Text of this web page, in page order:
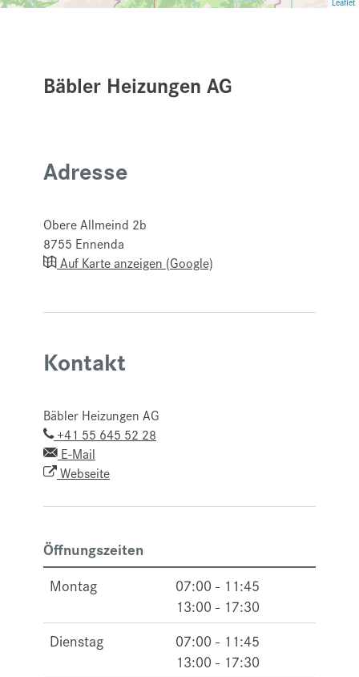
Bäbler Heizungen AG
Adresse
Obere Allmeind 2b
8755 Ennenda
Auf Karte anzeigen (Google)
Kontakt
Bäbler Heizungen AG
+41 55 645 52 28
E-Mail
Webseite
Öffnungszeiten
Montag
07:00 - 11:45
13:00 - 17:30
Dienstag
07:00 - 11:45
13:00 - 17:30